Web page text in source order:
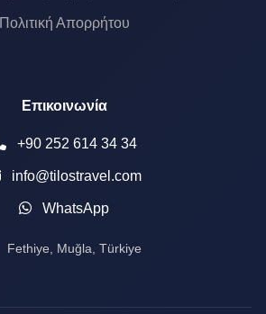
Πολιτική Απορρήτου
Επικοινωνία
+90 252 614 34 34
info@tilostravel.com
WhatsApp
Fethiye, Muğla, Türkiye